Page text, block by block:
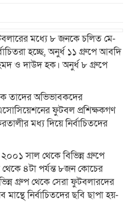
মধ্যে ৮ জনকে চলিত মে-
হচ্ছে, অনুর্ধ ১১ গ্রুপে আবদি
ও দাউদ হক। অনুর্ধ ৮ গ্রুপে
তাদের অভিভাবকদের
ফুটবল প্রশিক্ষকগণ
মধ্য দিয়ে নির্বাচিতদের
সাল থেকে বিভিন্ন গ্রুপে
৪টা পর্যন্ত ৮জন কোচের
গ্রুপ থেকে সেরা ফুটবলারদের
নির্বাচিতদের ছবি ছাপা হয়-